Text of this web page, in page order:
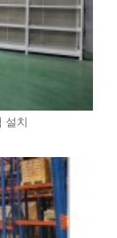
설치